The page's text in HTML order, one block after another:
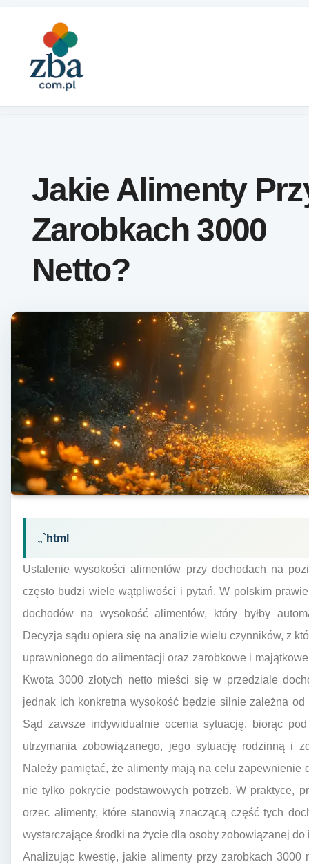
Jakie Alimenty
Zarobkach 3000
Netto?
„`html
Ustalenie wysokości alimentów przy dochodach na
często budzi wiele wątpliwości i pytań. W polskim
dochodów na wysokość alimentów, który byłby
Decyzja sądu opiera się na analizie wielu czynników, z
uprawnionego do alimentacji oraz zarobkowe i
Kwota 3000 złotych netto mieści się w przedziale
jednak ich konkretna wysokość będzie silnie zależna
Sąd zawsze indywidualnie ocenia sytuację, biorąc
utrzymania zobowiązanego, jego sytuację rodzinną i
Należy pamiętać, że alimenty mają na celu
nie tylko pokrycie podstawowych potrzeb. W praktyce,
orzec alimenty, które stanowią znaczącą część tych
wystarczające środki na życie dla osoby zobowiązanej do
Analizując kwestię, jakie alimenty przy zarobkach 3000